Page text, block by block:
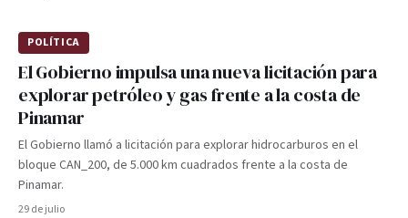
POLÍTICA
El Gobierno impulsa una nueva licitación para
explorar petróleo y gas frente a la costa de
Pinamar
El Gobierno llamó a licitación para explorar hidrocarburos en el
bloque CAN_200, de 5.000 km cuadrados frente a la costa de
Pinamar.
29 de julio